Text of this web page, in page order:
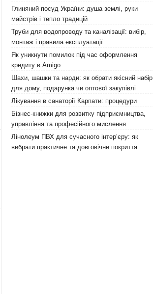
Глиняний посуд України: душа землі, руки
майстрів і тепло традицій
Труби для водопроводу та каналізації: вибір,
монтаж і правила експлуатації
Як уникнути помилок під час оформлення
кредиту в Amigo
Шахи, шашки та нарди: як обрати якісний набір
для дому, подарунка чи оптової закупівлі
Лікування в санаторії Карпати: процедури
Бізнес-книжки для розвитку підприємництва,
управління та професійного мислення
Лінолеум ПВХ для сучасного інтер’єру: як
вибрати практичне та довговічне покриття